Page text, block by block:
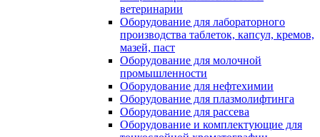
ветеринарии
Оборудование для лабораторного
производства таблеток, капсул, кремов,
мазей, паст
Оборудование для молочной
промышленности
Оборудование для нефтехимии
Оборудование для плазмолифтинга
Оборудование для рассева
Оборудование и комплектующие для